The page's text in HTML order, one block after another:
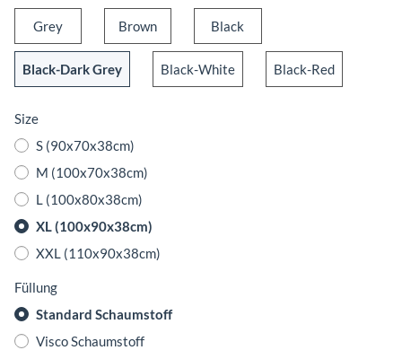
GreyGrey BrownBrown Black
Black-Dark GreyBlack-Dark Grey
Black-WhiteBlack-White
Black-RedBlack-Red
Size
S (90x70x38cm)
M (100x70x38cm)
L (100x80x38cm)
XL (100x90x38cm)
XXL (110x90x38cm)
Füllung
Standard Schaumstoff
Visco Schaumstoff